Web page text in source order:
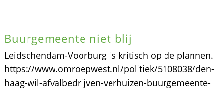
Buurgemeente niet blij
Leidschendam-Voorburg is kritisch op de plannen.
https://www.omroepwest.nl/politiek/5108038/den-
haag-wil-afvalbedrijven-verhuizen-buurgemeente-